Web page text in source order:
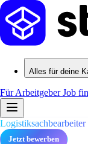
Alles für deine
Für ArbeitgeberJob
Jetzt bewerben